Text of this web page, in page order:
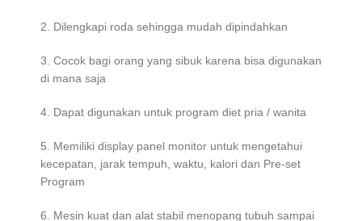
2. Dilengkapi roda sehingga mudah dipindahkan
3. Cocok bagi orang yang sibuk karena bisa digunakan
di mana saja
4. Dapat digunakan untuk program diet pria / wanita
5. Memiliki display panel monitor untuk mengetahui
kecepatan, jarak tempuh, waktu, kalori dan Pre-set
Program
6. Mesin kuat dan alat stabil menopang tubuh sampai